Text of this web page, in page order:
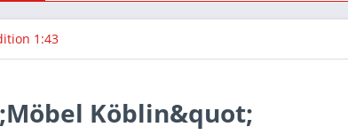
1:43
Köblin&quot;